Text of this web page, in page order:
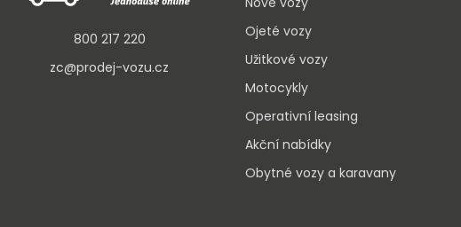
800 217 220
zc@prodej-vozu.cz
Ojeté vozy
Užitkové vozy
Motocykly
Operativní leasing
Akční nabídky
Obytné vozy a karavany